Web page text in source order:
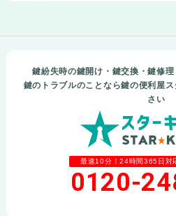
鍵紛失時の鍵開け・鍵交換・鍵修
鍵のトラブルのことなら鍵の便利屋
さい
最速10分！24時間365日対
0120-